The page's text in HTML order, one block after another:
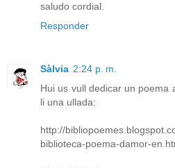
saludo cordial.
Responder
Sàlvia 2:24 p. m.
Hui us vull dedicar un poema
li una ullada:
http://
biblioteca-poema-damor-